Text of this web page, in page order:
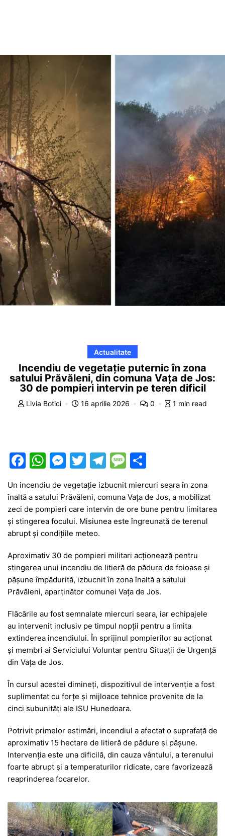
Actualitate
Incendiu de vegetație puternic în zona
satului Prăvăleni, din comuna Vața de Jos:
30 de pompieri intervin pe teren dificil
Livia Botici 16 aprilie 2026 0 1 min read
F
c
e
b
o
o
k
W
at
s
A
p
p
M
s
s
e
n
g
er
T
w
itt
er
T
e
gr
a
M
s
s
a
e
ar
ta
je
a
ă
Un incendiu de vegetație izbucnit miercuri seara în zona
înaltă a satului Prăvăleni, comuna Vața de Jos, a mobilizat
zeci de pompieri care intervin de ore bune pentru limitarea
și stingerea focului. Misiunea este îngreunată de terenul
abrupt și condițiile meteo.
Aproximativ 30 de pompieri militari acționează pentru
stingerea unui incendiu de litieră de pădure de foioase și
pășune împădurită, izbucnit în zona înaltă a satului
Prăvăleni, aparținător comunei Vața de Jos.
Flăcările au fost semnalate miercuri seara, iar echipajele
au intervenit inclusiv pe timpul nopții pentru a limita
extinderea incendiului. În sprijinul pompierilor au acționat
și membri ai Serviciului Voluntar pentru Situații de Urgență
din Vața de Jos.
În cursul acestei dimineți, dispozitivul de intervenție a fost
suplimentat cu forțe și mijloace tehnice provenite de la
cinci subunități ale ISU Hunedoara.
Potrivit primelor estimări, incendiul a afectat o suprafață de
aproximativ 15 hectare de litieră de pădure și pășune.
Intervenția este una dificilă, din cauza vântului, a terenului
foarte abrupt și a temperaturilor ridicate, care favorizează
reaprinderea focarelor.